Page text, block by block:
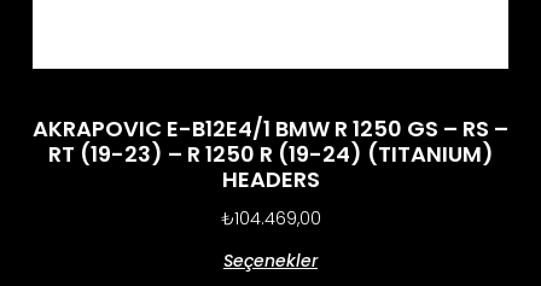
AKRAPOVIC E-B12E4/1 BMW R 1250 GS – RS –
RT (19-23) – R 1250 R (19-24) (TITANIUM)
HEADERS
₺104.469,00
Seçenekler